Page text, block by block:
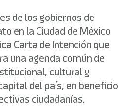
de los gobiernos de
en la Ciudad de México
Carta de Intención que
una agenda común de
cultural y
del país, en beneficio
ciudadanías.